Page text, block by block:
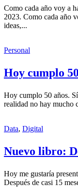
Como cada año voy a
2023. Como cada año
ideas,...
Personal
Hoy cumplo
Hoy cumplo 50 años.
realidad no hay mucho
Data, Digital
Nuevo libro:
Hoy me gustaría
Después de casi 15